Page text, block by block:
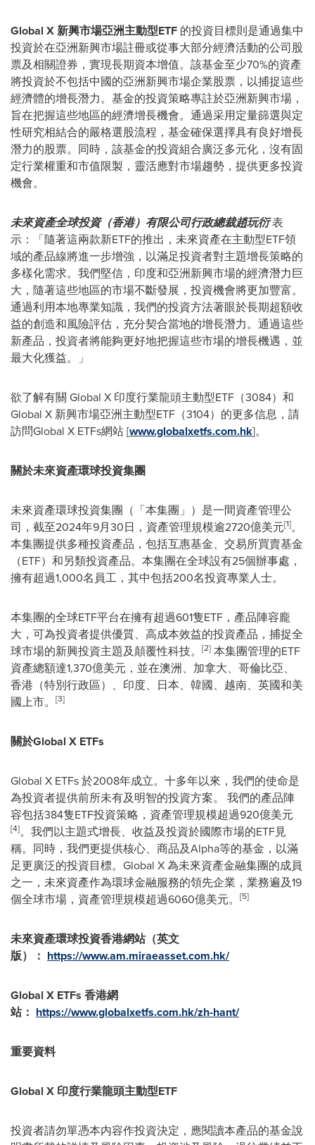
Global X新興市場亞洲主動型ETF 的投資目標則是通過集中
投資於在亞洲新興市場註冊或從事大部分經濟活動的公司股
票及相關證券，實現長期資本增值。該基金至少70%的資產
將投資於不包括中國的亞洲新興市場企業股票，以捕捉這些
經濟體的增長潛力。基金的投資策略專註於亞洲新興市場，
旨在把握這些地區的經濟增長機會。通過采用定量篩選與定
性研究相結合的嚴格選股流程，基金確保選擇具有良好增長
潛力的股票。同時，該基金的投資組合廣泛多元化，沒有固
定行業權重和市值限製，靈活應對市場趨勢，提供更多投資
機會。
未來資產全球投資（香港）有限公司行政總裁趙玩衍表
示：「隨著這兩款新ETF的推出，未來資產在主動型ETF領
域的產品線將進一步增強，以滿足投資者對主題增長策略的
多樣化需求。我們堅信，印度和亞洲新興市場的經濟潛力巨
大，隨著這些地區的市場不斷發展，投資機會將更加豐富。
通過利用本地專業知識，我們的投資方法著眼於長期超額收
益的創造和風險評估，充分契合當地的增長潛力。通過這些
新產品，投資者將能夠更好地把握這些市場的增長機遇，並
最大化獲益。」
欲了解有關 Global X 印度行業龍頭主動型ETF（3084）和
Global X 新興市場亞洲主動型ETF（3104）的更多信息，請
訪問Global X ETFs網站 [www.globalxetfs.com.hk]。
關於未來資產環球投資集團
未來資產環球投資集團（「本集團」）是一間資產管理公
司，截至2024年9月30日，資產管理規模逾2720億美元[1]。
本集團提供多種投資產品，包括互惠基金、交易所買賣基金
（ETF）和另類投資產品。本集團在全球設有25個辦事處，
擁有超過1,000名員工，其中包括200名投資專業人士。
本集團的全球ETF平台在擁有超過601隻ETF，產品陣容龐
大，可為投資者提供優質、高成本效益的投資產品，捕捉全
球市場的新興投資主題及顛覆性科技。
[2] 本集團管理的ETF
資產總額達1,370億美元，並在澳洲、加拿大、哥倫比亞、
香港（特別行政區）、印度、日本、韓國、越南、英國和美
國上市。
[3]
關於Global X ETFs
Global X ETFs 於2008年成立。十多年以來，我們的使命是
為投資者提供前所未有及明智的投資方案。 我們的產品陣
容包括384隻ETF投資策略，資產管理規模超過920億美元
[4]。我們以主題式增長、收益及投資於國際市場的ETF見
稱。同時，我們更提供核心、商品及Alpha等的基金，以滿
足更廣泛的投資目標。Global X 為未來資產金融集團的成員
之一，未來資產作為環球金融服務的領先企業，業務遍及19
個全球市場，資產管理規模超過6060億美元。
[5]
未來資產環球投資香港網站（英文
版）： https://www.am.miraeasset.com.hk/
Global X ETFs 香港網
站： https://www.globalxetfs.com.hk/zh-hant/
重要資料
Global X 印度行業龍頭主動型ETF
投資者請勿單憑本内容作投資決定，應閱讀本產品的基金說